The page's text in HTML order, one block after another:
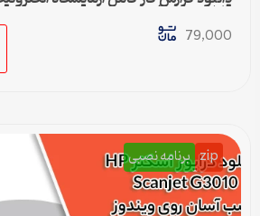
قابل ویرایش)
79,000
zip برنامه نصبی